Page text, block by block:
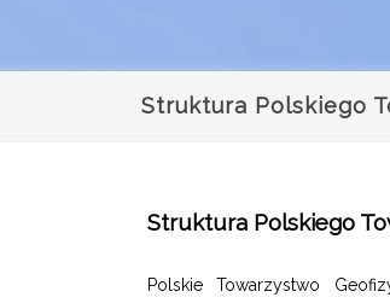
Struktura Polskiego
Struktura Polskiego
Polskie Towarzystwo